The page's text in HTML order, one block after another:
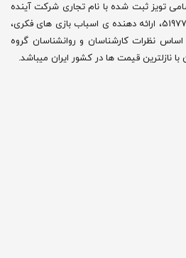
تویز ثبت شده با نام تجاری شرکت آینده
نوین سام آسیا با شماره ثبت 519773، ارائه دهنده ی اسباب بازی های فکری،
نظرات کارشناسان و روانشناسان گروه
نازلترین قیمت ها در کشور ایران میباشد.